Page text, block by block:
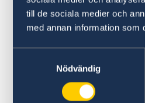
till de sociala medier och
med annan information som
Nödvändig